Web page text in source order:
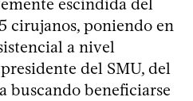
escindida del
cirujanos, poniendo en
a nivel
del SMU, del
buscando beneficiarse